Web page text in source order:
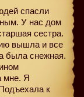
спасли
У нас дом
сестра.
вышла и все
была снежная.
мне. Я
к